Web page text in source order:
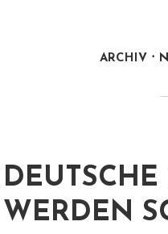
ARCHIV
WERDEN